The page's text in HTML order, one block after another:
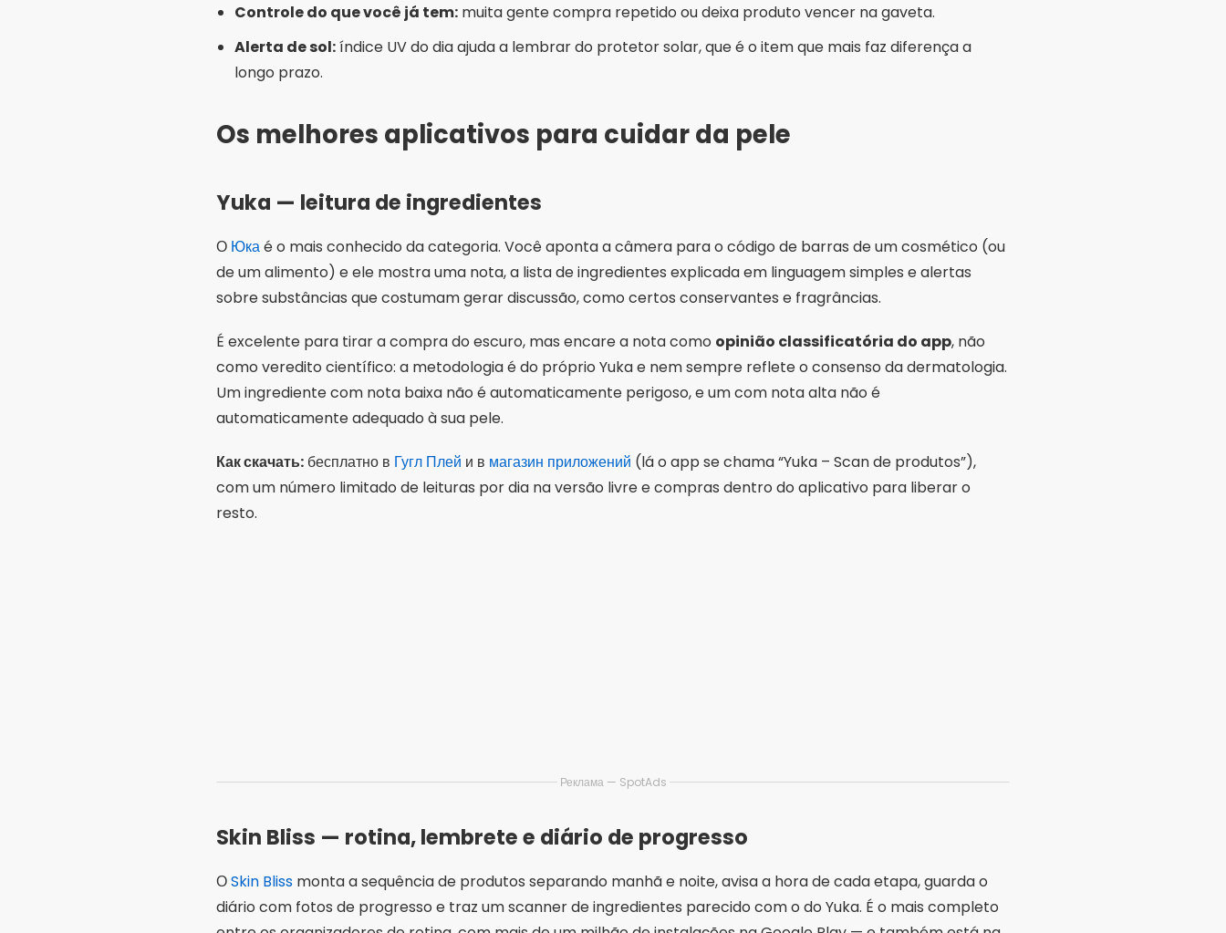
Controle do que você já tem: muita gente compra repetido ou deixa produto vencer na gaveta.
Alerta de sol:índice UV do dia ajuda a lembrar do protetor solar, que é o item que mais faz diferença a
longo prazo.
Os melhores aplicativos para cuidar da pele
Yuka — leitura de ingredientes
О Юкаé o mais conhecido da categoria. Você aponta a câmera para o código de barras de um cosmético (ou
de um alimento) e ele mostra uma nota, a lista de ingredientes explicada em linguagem simples e alertas
sobre substâncias que costumam gerar discussão, como certos conservantes e fragrâncias.
É excelente para tirar a compra do escuro, mas encare a nota como opinião classificatória do app, não
como veredito científico: a metodologia é do próprio Yuka e nem sempre reflete o consenso da dermatologia.
Um ingrediente com nota baixa não é automaticamente perigoso, e um com nota alta não é
automaticamente adequado à sua pele.
Как скачать: бесплатно в Гугл Плей и в магазин приложений (lá o app se chama “Yuka – Scan de produtos”),
com um número limitado de leituras por dia na versão livre e compras dentro do aplicativo para liberar o
resto.
como estimativa de aparência, no mesmo nível de um filtro — ele não avalia lesão nem substitui
dermatologista, como explicamos na seção seguinte. As funções que valem a instalação são as de
organização: rotina, lembrete, registro em foto e leitura de rótulo.
Se preferir outro organizador, os pontos a observar antes de instalar são sempre os mesmos: se permite